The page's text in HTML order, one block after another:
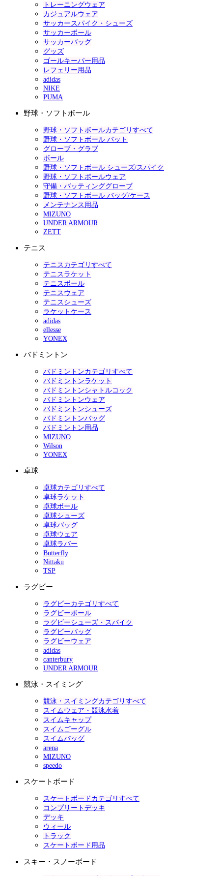
トレーニングウェア
カジュアルウェア
サッカースパイク・シューズ
サッカーボール
サッカーバッグ
グッズ
ゴールキーパー用品
レフェリー用品
adidas
NIKE
PUMA
野球・ソフトボール
野球・ソフトボールカテゴリすべて
野球・ソフトボール バット
グローブ・グラブ
ボール
野球・ソフトボール シューズ/スパイク
野球・ソフトボールウェア
守備・バッティンググローブ
野球・ソフトボール バッグ/ケース
メンテナンス用品
MIZUNO
UNDER ARMOUR
ZETT
テニス
テニスカテゴリすべて
テニスラケット
テニスボール
テニスウェア
テニスシューズ
ラケットケース
adidas
ellesse
YONEX
バドミントン
バドミントンカテゴリすべて
バドミントンラケット
バドミントンシャトルコック
バドミントンウェア
バドミントンシューズ
バドミントンバッグ
バドミントン用品
MIZUNO
Wilson
YONEX
卓球
卓球カテゴリすべて
卓球ラケット
卓球ボール
卓球シューズ
卓球バッグ
卓球ウェア
卓球ラバー
Butterfly
Nittaku
TSP
ラグビー
ラグビーカテゴリすべて
ラグビーボール
ラグビーシューズ・スパイク
ラグビーバッグ
ラグビーウェア
adidas
canterbury
UNDER ARMOUR
競泳・スイミング
競泳・スイミングカテゴリすべて
スイムウェア・競泳水着
スイムキャップ
スイムゴーグル
スイムバッグ
arena
MIZUNO
speedo
スケートボード
スケートボードカテゴリすべて
コンプリートデッキ
デッキ
ウィール
トラック
スケートボード用品
スキー・スノーボード